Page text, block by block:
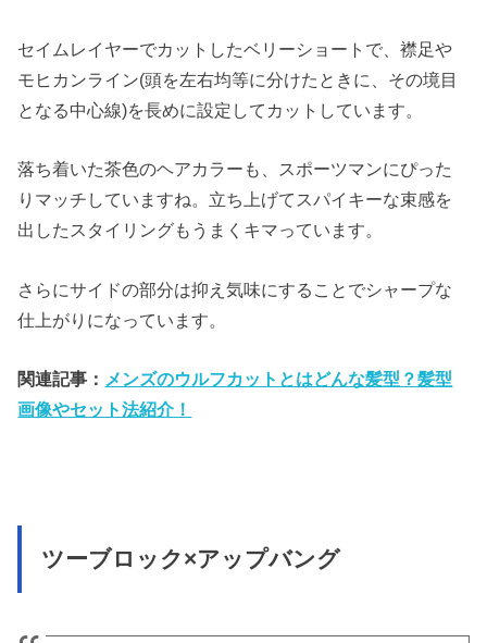
セイムレイヤーでカットしたベリーショートで、襟足や
モヒカンライン(頭を左右均等に分けたときに、その境目
となる中心線)を長めに設定してカットしています。
落ち着いた茶色のヘアカラーも、スポーツマンにぴった
りマッチしていますね。立ち上げてスパイキーな束感を
出したスタイリングもうまくキマっています。
さらにサイドの部分は抑え気味にすることでシャープな
仕上がりになっています。
関連記事： メンズのウルフカットとはどんな髪型？髪型
画像やセット法紹介！
ツーブロック×アップバング